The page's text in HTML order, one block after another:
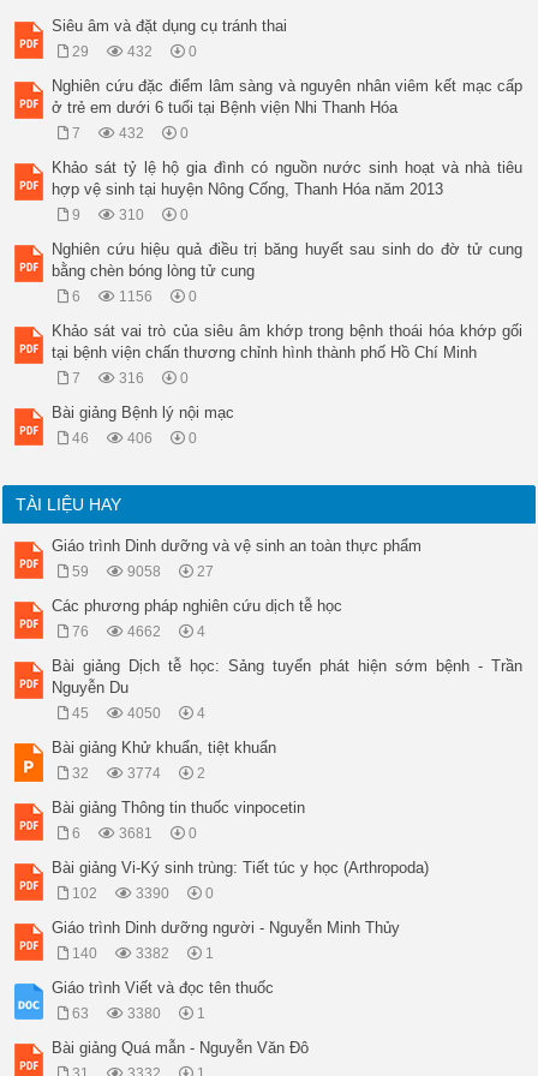
truyền đến từ 2 tinh trùng khác nhau. Trong trường hợp
Trong thai trứng bán phần, cấu trúc bộ nhiễm sắc thể là
chất di truyền sẽ đến từ 2 tinh trùng khác nhau. Trong
nhân đôi.
Ở Việt Nam, tần suất của thai trứng vào khoảng 1:200 thai
Tần suất của thai trứng thay đổi tùy chủng tộc. Với người
suất của thai trứng khá thấp, chỉ vào khoảng 1:1000 trường
trứng đóng một vai trò quan trọng, do khả năng diễn tiến
bình thường, 15% diễn biến thành thai trứng xâm lấn, và có
Khả năng diễn biến thành thai trứng xâm lấn hay
hướng diễn biến ác tính hơn. Thai trứng bán phần ít có
1
Giảng viên, Bộ môn Phụ Sản, Đại học Y Dược TP. Hồ Chí
2
Giảng viên, Bộ môn Phụ Sản, Đại học Y Dược TP. Hồ Chí
Siêu âm và đặt dụng cụ tránh thai
29 432 0
Nghiên cứu đặc điểm lâm sàng và nguyên nhân viêm kết mạc cấp
ở trẻ em dưới 6 tuổi tại Bệnh viện Nhi Thanh Hóa
7 432 0
Khảo sát tỷ lệ hộ gia đình có nguồn nước sinh hoạt và nhà tiêu
hợp vệ sinh tại huyện Nông Cống, Thanh Hóa năm 2013
9 310 0
Nghiên cứu hiệu quả điều trị băng huyết sau sinh do đờ tử cung
bằng chèn bóng lòng tử cung
6 1156 0
Khảo sát vai trò của siêu âm khớp trong bệnh thoái hóa khớp gối
tại bệnh viện chấn thương chỉnh hình thành phố Hồ Chí Minh
7 316 0
Bài giảng Bệnh lý nội mạc
46 406 0
TÀI LIỆU HAY
Giáo trình Dinh dưỡng và vệ sinh an toàn thực phẩm
59 9058 27
Các phương pháp nghiên cứu dịch tễ học
76 4662 4
Bài giảng Dịch tễ học: Sảng tuyển phát hiện sớm bệnh - Trần
Nguyễn Du
45 4050 4
Bài giảng Khử khuẩn, tiệt khuẩn
32 3774 2
Bài giảng Thông tin thuốc vinpocetin
6 3681 0
Bài giảng Vi-Ký sinh trùng: Tiết túc y học (Arthropoda)
102 3390 0
Giáo trình Dinh dưỡng người - Nguyễn Minh Thủy
140 3382 1
Giáo trình Viết và đọc tên thuốc
63 3380 1
Bài giảng Quá mẫn - Nguyễn Văn Đô